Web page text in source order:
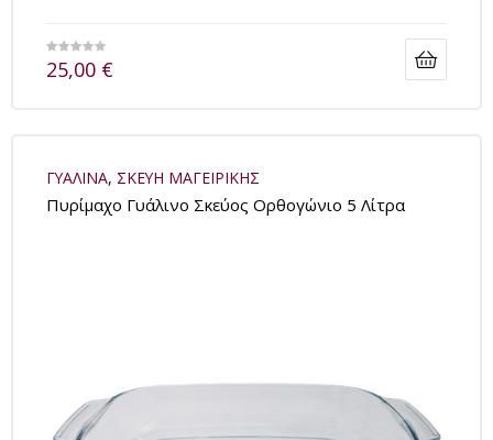
25,00 €
ΓΥΑΛΙΝΑ, ΣΚΕΥΗ ΜΑΓΕΙΡΙΚΗΣ
Πυρίμαχο Γυάλινο Σκεύος Ορθογώνιο 5 Λίτρα